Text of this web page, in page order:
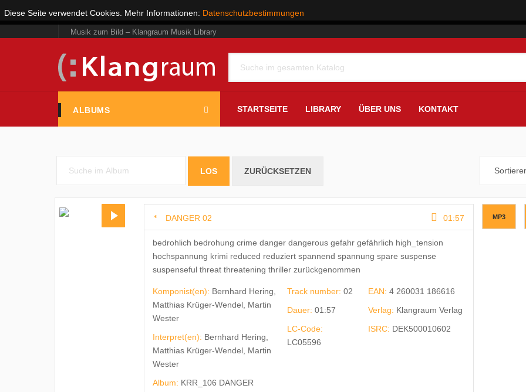
Musik zum Bild – Klangraum Musik Library
ALBUMS STARTSEITE LIBRARY ÜBER UNS KONTAKT
DANGER 02 01:57
bedrohlich bedrohung crime danger dangerous gefahr gefährlich high_tension
hochspannung krimi reduced reduziert spannend spannung spare suspense
suspenseful threat threatening thriller zurückgenommen
Komponist(en): Bernhard Hering,
Matthias Krüger-Wendel, Martin
Wester
Interpret(en): Bernhard Hering,
Matthias Krüger-Wendel, Martin
Wester
Album: KRR_106 DANGER
Track number:02
Dauer:01:57
LC-Code:
LC05596
EAN: 4 260031 186616
Verlag: Klangraum Verlag
ISRC: DEK500010602
MP3
Diese Seite verwendet Cookies. Mehr Informationen: Datenschutzbestimmungen